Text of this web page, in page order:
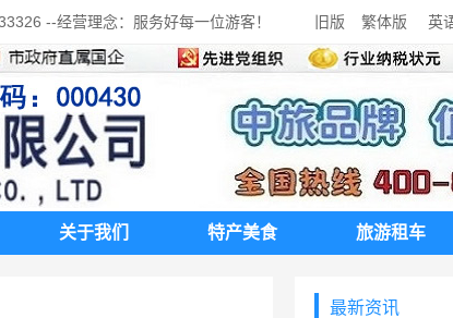
--经营理念：服务好每一位游客！ 旧版 繁体版 英
关于我们 特产美食 旅游租车
最新资讯